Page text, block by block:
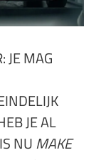
JE MAG
JE AL
NUMAKE